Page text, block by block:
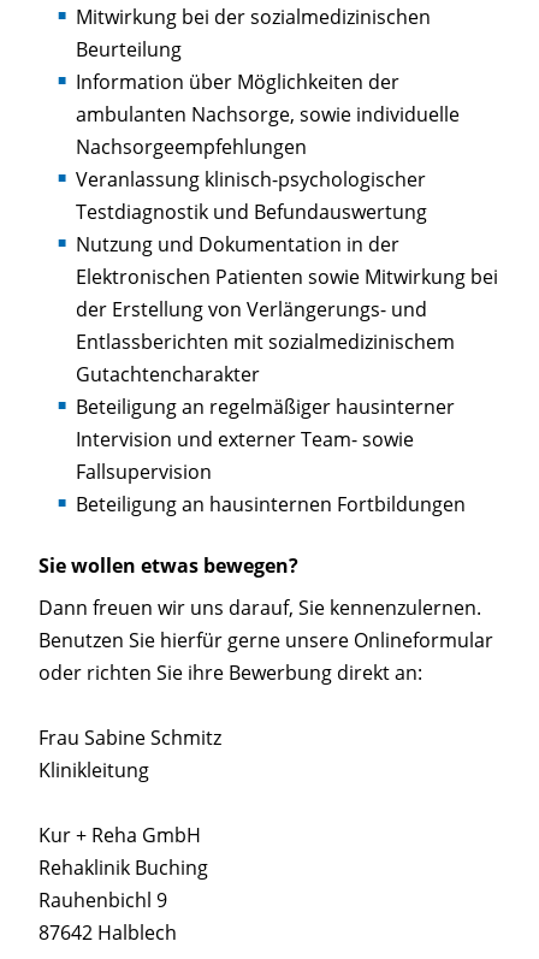
Mitwirkung bei der sozialmedizinischen
Beurteilung
Information über Möglichkeiten der
ambulanten Nachsorge, sowie individuelle
Nachsorgeempfehlungen
Veranlassung klinisch-psychologischer
Testdiagnostik und Befundauswertung
Nutzung und Dokumentation in der
Elektronischen Patienten sowie Mitwirkung bei
der Erstellung von Verlängerungs- und
Entlassberichten mit sozialmedizinischem
Gutachtencharakter
Beteiligung an regelmäßiger hausinterner
Intervision und externer Team- sowie
Fallsupervision
Beteiligung an hausinternen Fortbildungen
Sie wollen etwas bewegen?
Dann freuen wir uns darauf, Sie kennenzulernen.
Benutzen Sie hierfür gerne unsere Onlineformular
oder richten Sie ihre Bewerbung direkt an:
Frau Sabine Schmitz
Klinikleitung
Kur + Reha GmbH
Rehaklinik Buching
Rauhenbichl 9
87642 Halblech